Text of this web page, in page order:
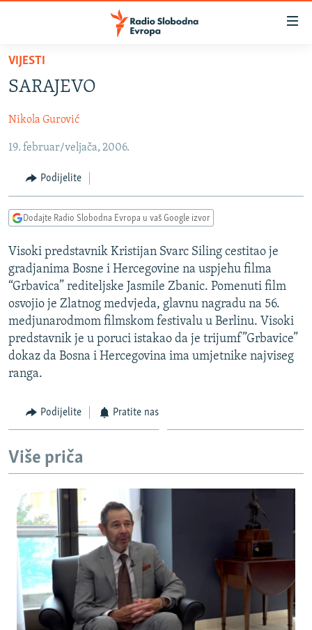
Pređite
glavni
Pređite
na
navigaciju
Pređite
na
pretragu
BOSNA I HERCEGOVINA
SRBIJA
KOSOVO
CRNA GORA
VIZUELNO
VIDEO
FOTOGALERIJE
INFOGRAFIKE
PODCASTI
RAT U UKRAJINI
KINA NA BALKANU
RSE PRIČE IZ SVIJETA
ISPRIČAJ MI
DNEVNO@RSE
SPECIJALI RSE
POPLAVE I KLIZIŠTA U BIH 2024.
TV LIBERTY
POST SCRIPTUM
MOJA EVROPA
TRI DECENIJE OD RATA U BIH
SVE KARTE DEJTONA
NASTANAK I RASPAD JUGOSLAVIJE
PRATITE NAS
Sve RFE/RL stranice
VIJESTI
SARAJEVO
Nikola Gurović
19. februar/veljača, 2006.
Podijelite
Dodajte Radio Slobodna Evropa u vaš Google izvor
Visoki predstavnik Kristijan Svarc Siling cestitao je
gradjanima Bosne i Hercegovine na uspjehu filma
“Grbavica” rediteljske Jasmile Zbanic. Pomenuti film
osvojio je Zlatnog medvjeda, glavnu nagradu na 56.
medjunarodmom filmskom festivalu u Berlinu. Visoki
predstavnik je u poruci istakao da je trijumf”Grbavice”
dokaz da Bosna i Hercegovina ima umjetnike najviseg
ranga.
Podijelite Pratite nas
Više priča